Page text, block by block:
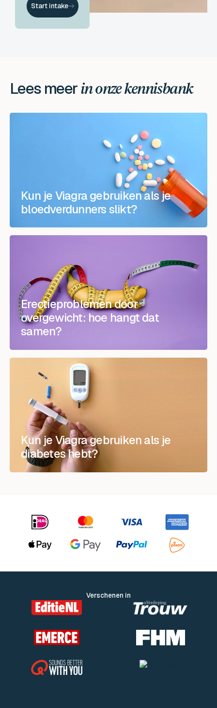
Start intake
Lees meer in onze kennisbank
Kun je Viagra gebruiken als je
bloedverdunners slikt?
Erectieproblemen door
overgewicht: hoe hangt dat
samen?
Kun je Viagra gebruiken als je
diabetes hebt?
Verschenen in